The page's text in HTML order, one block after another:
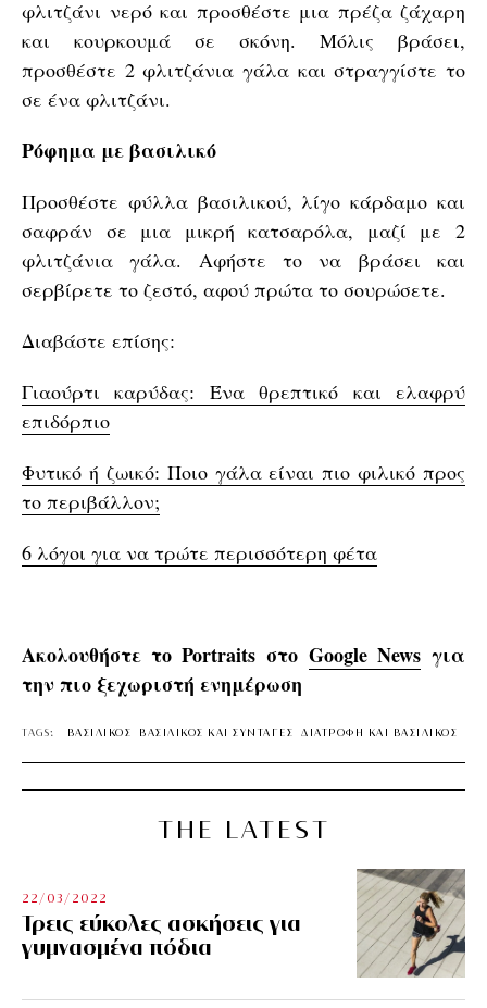
φλιτζάνι νερό και προσθέστε μια πρέζα ζάχαρη
και κουρκουμά σε σκόνη. Μόλις βράσει,
προσθέστε 2 φλιτζάνια γάλα και στραγγίστε το
σε ένα φλιτζάνι.
Ρόφημα με βασιλικό
Προσθέστε φύλλα βασιλικού, λίγο κάρδαμο και
σαφράν σε μια μικρή κατσαρόλα, μαζί με 2
φλιτζάνια γάλα. Αφήστε το να βράσει και
σερβίρετε το ζεστό, αφού πρώτα το σουρώσετε.
Διαβάστε επίσης:
Γιαούρτι καρύδας: Ένα θρεπτικό και ελαφρύ
επιδόρπιο
Φυτικό ή ζωικό: Ποιο γάλα είναι πιο φιλικό προς
το περιβάλλον;
6 λόγοι για να τρώτε περισσότερη φέτα
Ακολουθήστε το Portraits στο Google Newsγια
την πιο ξεχωριστή ενημέρωση
TAGS: ΒΑΣΙΛΙΚΟΣ ΒΑΣΙΛΙΚΟΣ ΚΑΙ ΣΥΝΤΑΓΕΣ ΔΙΑΤΡΟΦΗ ΚΑΙ ΒΑΣΙΛΙΚΟΣ
THE LATEST
22/03/2022
Τρεις εύκολες ασκήσεις για
γυμνασμένα πόδια